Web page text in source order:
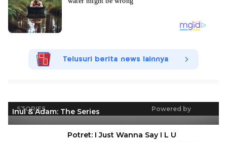
Telusuri berita news lainnya